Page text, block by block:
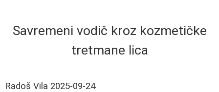
Savremeni vodič kroz kozmetičke
tretmane lica
Radoš Vila 2025-09-24